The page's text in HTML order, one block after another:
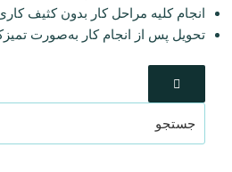
انجام کلیه مراحل کار بدون کثیف
تحویل پس از انجام کار به‌صورت